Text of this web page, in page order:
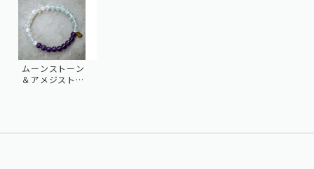
ムーンストーン
＆アメジスト＆